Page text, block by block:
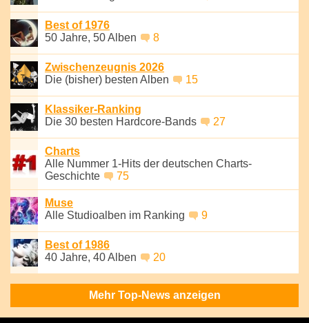
Best of 1976
50 Jahre, 50 Alben
8
Zwischenzeugnis 2026
Die (bisher) besten Alben
15
Klassiker-Ranking
Die 30 besten Hardcore-Bands
27
Charts
Alle Nummer 1-Hits der deutschen Charts-
Geschichte
75
Muse
Alle Studioalben im Ranking
9
Best of 1986
40 Jahre, 40 Alben
20
Mehr Top-News anzeigen